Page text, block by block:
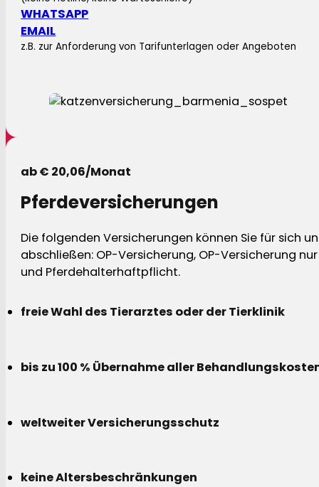
WHATSAPP
EMAIL
z.B. zur Anforderung von Tarifunterlagen oder Angeboten
ab € 20,06/Monat
Pferdeversicherungen
Die folgenden Versicherungen können Sie für sich
abschließen: OP-Versicherung, OP-Versicherung
und Pferdehalterhaftpflicht.
freie Wahl des Tierarztes oder der Tierklinik
bis zu 100 % Übernahme aller
weltweiter Versicherungsschutz
keine Altersbeschränkungen